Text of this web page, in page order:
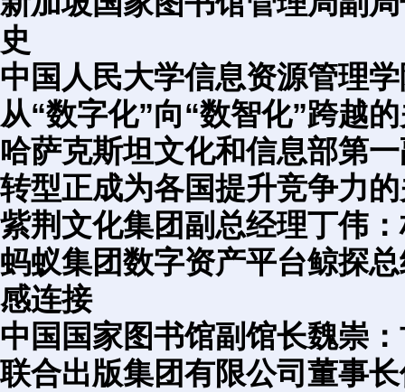
史
中国人民大学信息资源管理
从“数字化”向“数智化”跨越
哈萨克斯坦文化和信息部第
转型正成为各国提升竞争力
紫荆文化集团副总经理丁伟
蚂蚁集团数字资产平台鲸探
感连接
中国国家图书馆副馆长魏崇
联合出版集团有限公司董事